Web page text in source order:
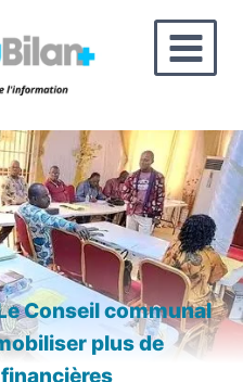
Conseil communal
plus de